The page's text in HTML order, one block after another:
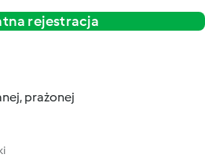
rejestracja
prażonej